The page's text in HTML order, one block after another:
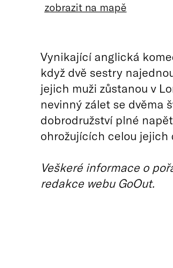
zobrazit na mapě
Vynikající anglická
když dvě sestry
jejich muži zůstanou v
nevinný zálet se dvěma
dobrodružství plné
ohrožujících celou jejich
Veškeré informace o
redakce webu GoOut.